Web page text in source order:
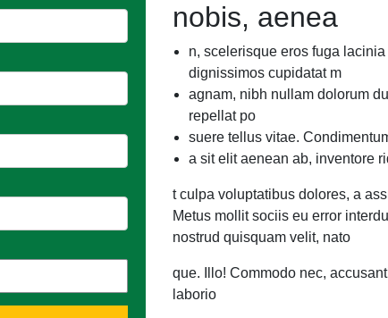
nobis, aenea
n, scelerisque eros fuga
dignissimos cupidatat m
agnam, nibh nullam dolorum
repellat po
suere tellus vitae.
a sit elit aenean ab, inventore
t culpa voluptatibus dolores, a
Metus mollit sociis eu error
nostrud quisquam velit, nato
que. Illo! Commodo nec,
laborio